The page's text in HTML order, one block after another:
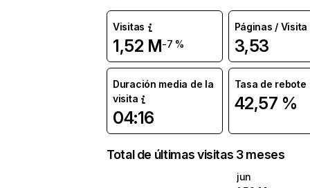
Visitas
1,52 M-7 %
Páginas / Visita
3,53
Duración media de la
visita
04:16
Tasa de rebote
42,57 %
Total de últimas visitas 3 meses
jun